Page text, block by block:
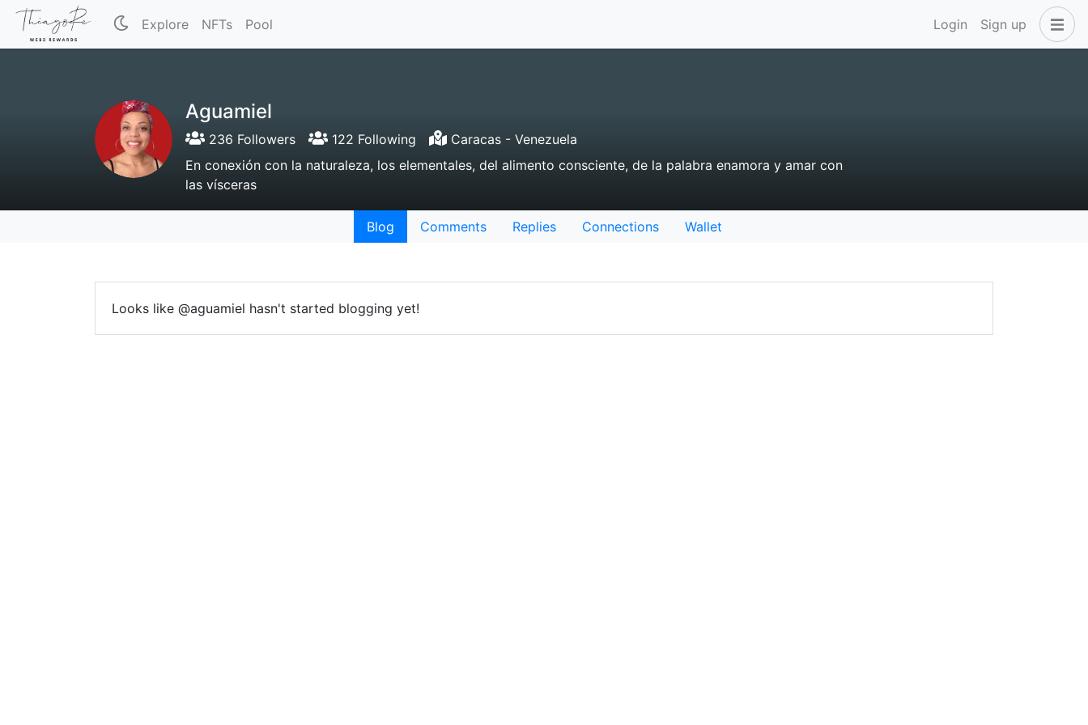
Explore NFTs Pool Login Sign up
Aguamiel
236 Followers 122 Following
Caracas - Venezuela
En conexión con la naturaleza, los elementales, del alimento consciente, de la palabra enamora y amar con
las vísceras
Blog Comments Replies Connections Wallet
Looks like @aguamiel hasn't started blogging yet!